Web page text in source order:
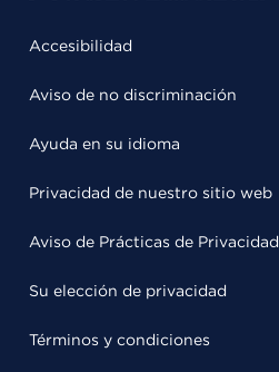
Accesibilidad
Aviso de no discriminación
Ayuda en su idioma
Privacidad de nuestro sitio web
Aviso de Prácticas de Privacidad
Su elección de privacidad
Términos y condiciones